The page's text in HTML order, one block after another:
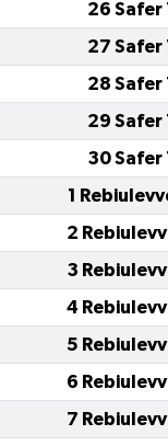
26 Safer
27 Safer
28 Safer
29 Safer
30 Safer
1
2
3
4
5
6
7